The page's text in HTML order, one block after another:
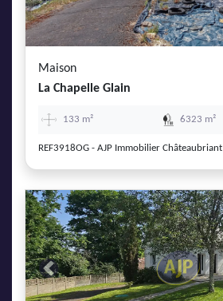
Maison
La Chapelle Glain
133 m² 6323 m²
REF3918OG - AJP Immobilier Châteaubriant
Previous